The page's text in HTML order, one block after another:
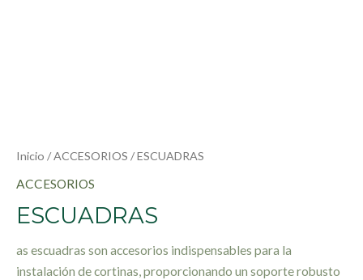
Inicio /ACCESORIOS / ESCUADRAS
ACCESORIOS
ESCUADRAS
as escuadras son accesorios indispensables para la
instalación de cortinas, proporcionando un soporte robusto